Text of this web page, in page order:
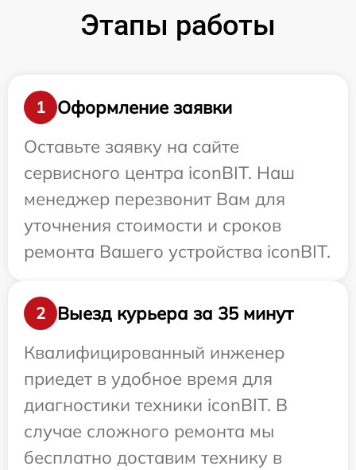
Этапы работы
1
Оформление заявки
Оставьте заявку на сайте
сервисного центра iconBIT. Наш
менеджер перезвонит Вам для
уточнения стоимости и сроков
ремонта Вашего устройства iconBIT.
2
Выезд курьера за 35 минут
Квалифицированный инженер
приедет в удобное время для
диагностики техники iconBIT. В
случае сложного ремонта мы
бесплатно доставим технику в